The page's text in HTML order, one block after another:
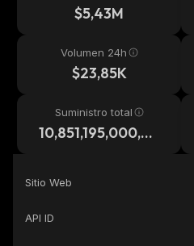
$5,43M
Volumen 24h
$23,85K
Suministro total
10,851,195,000,00
Sitio Web
API ID